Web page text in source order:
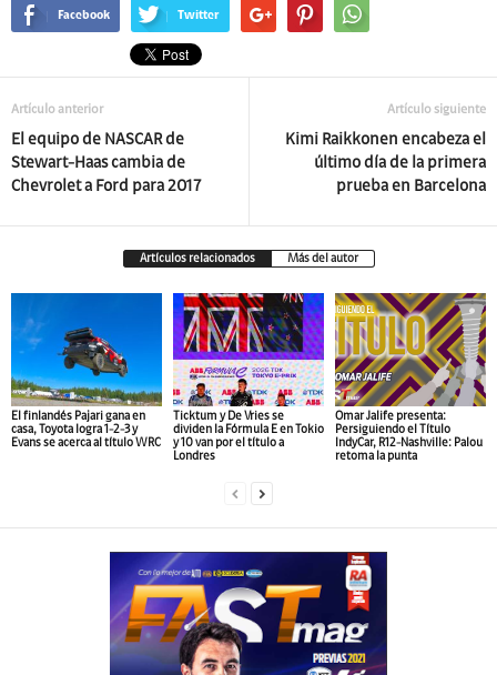
Facebook Twitter
Artículo anterior
El equipo de NASCAR de
Stewart-Haas cambia de
Chevrolet a Ford para 2017
Artículo siguiente
Kimi Raikkonen encabeza el
último día de la primera
prueba en Barcelona
Artículos relacionados Más del autor
El finlandés Pajari gana en
casa, Toyota logra 1-2-3 y
Evans se acerca al título WRC
Ticktum y De Vries se
dividen la Fórmula E en Tokio
y 10 van por el título a
Londres
Omar Jalife presenta:
Persiguiendo el Título
IndyCar, R12-Nashville: Palou
retoma la punta